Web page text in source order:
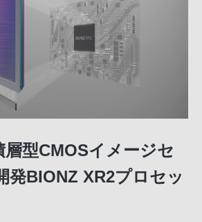
層型CMOSイメージセ
発BIONZ XR2プロセッ